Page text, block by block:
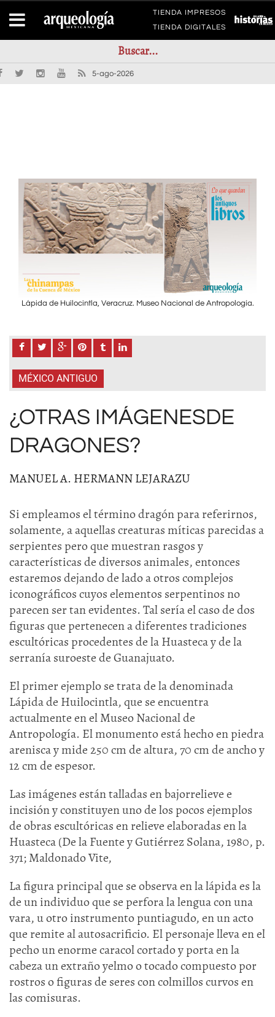
TIENDA IMPRESOS
TIENDA DIGITALES
5-ago-2026
Lápida de Huilocintla, Veracruz. Museo Nacional de Antropología.
MÉXICO ANTIGUO
¿OTRAS IMÁGENESDE
DRAGONES?
MANUEL A. HERMANN LEJARAZU
Si empleamos el término dragón para referirnos,
solamente, a aquellas creaturas míticas parecidas a
serpientes pero que muestran rasgos y
características de diversos animales, entonces
estaremos dejando de lado a otros complejos
iconográficos cuyos elementos serpentinos no
parecen ser tan evidentes. Tal sería el caso de dos
figuras que pertenecen a diferentes tradiciones
escultóricas procedentes de la Huasteca y de la
serranía suroeste de Guanajuato.
El primer ejemplo se trata de la denominada
Lápida de Huilocintla, que se encuentra
actualmente en el Museo Nacional de
Antropología. El monumento está hecho en piedra
arenisca y mide 250 cm de altura, 70 cm de ancho y
12 cm de espesor.
Las imágenes están talladas en bajorrelieve e
incisión y constituyen uno de los pocos ejemplos
de obras escultóricas en relieve elaboradas en la
Huasteca (De la Fuente y Gutiérrez Solana, 1980, p.
371; Maldonado Vite,
La figura principal que se observa en la lápida es la
de un individuo que se perfora la lengua con una
vara, u otro instrumento puntiagudo, en un acto
que remite al autosacrificio. El personaje lleva en el
pecho un enorme caracol cortado y porta en la
cabeza un extraño yelmo o tocado compuesto por
rostros o figuras de seres con colmillos curvos en
las comisuras.